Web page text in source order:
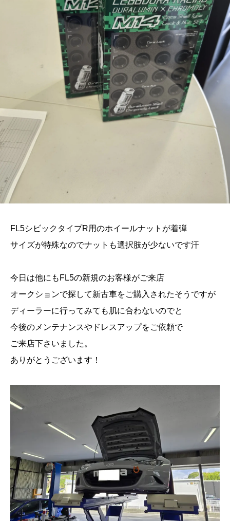
FL5シビックタイプR用のホイールナットが着弾
サイズが特殊なのでナットも選択肢が少ないです汗
今日は他にもFL5の新規のお客様がご来店
オークションで探して新古車をご購入されたそうですが
ディーラーに行ってみても肌に合わないのでと
今後のメンテナンスやドレスアップをご依頼で
ご来店下さいました。
ありがとうございます！